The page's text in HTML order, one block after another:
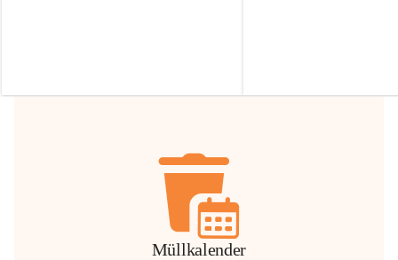
Hilfsbereitschaft!
Müllkalender